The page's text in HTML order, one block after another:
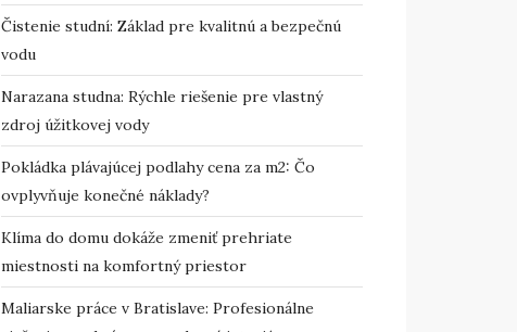
Čistenie studní: Základ pre kvalitnú a bezpečnú
vodu
Narazana studna: Rýchle riešenie pre vlastný
zdroj úžitkovej vody
Pokládka plávajúcej podlahy cena za m2: Čo
ovplyvňuje konečné náklady?
Klíma do domu dokáže zmeniť prehriate
miestnosti na komfortný priestor
Maliarske práce v Bratislave: Profesionálne